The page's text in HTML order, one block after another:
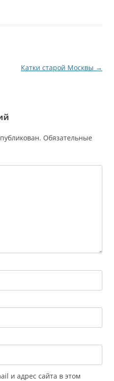
Катки старой Москвы →
Обязательные
и адрес сайта в этом